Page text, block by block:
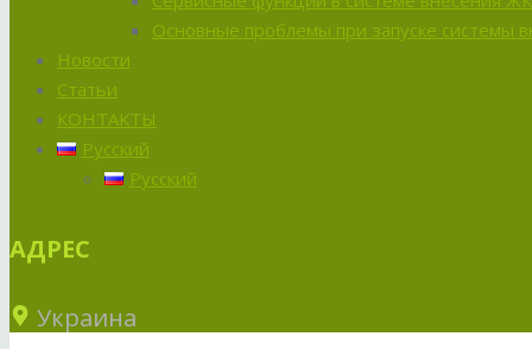
Основные проблемы при запуске системы
Новости
Статьи
КОНТАКТЫ
Русский
Русский
АДРЕС
Украина